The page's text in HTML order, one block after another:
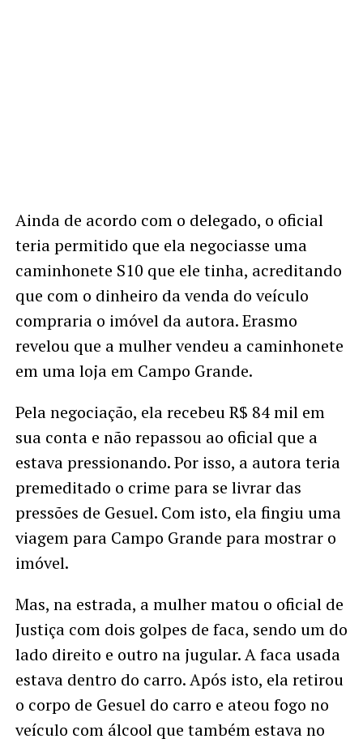
Ainda de acordo com o delegado, o oficial
teria permitido que ela negociasse uma
caminhonete S10 que ele tinha, acreditando
que com o dinheiro da venda do veículo
compraria o imóvel da autora. Erasmo
revelou que a mulher vendeu a caminhonete
em uma loja em Campo Grande.
Pela negociação, ela recebeu R$ 84 mil em
sua conta e não repassou ao oficial que a
estava pressionando. Por isso, a autora teria
premeditado o crime para se livrar das
pressões de Gesuel. Com isto, ela fingiu uma
viagem para Campo Grande para mostrar o
imóvel.
Mas, na estrada, a mulher matou o oficial de
Justiça com dois golpes de faca, sendo um do
lado direito e outro na jugular. A faca usada
estava dentro do carro. Após isto, ela retirou
o corpo de Gesuel do carro e ateou fogo no
veículo com álcool que também estava no